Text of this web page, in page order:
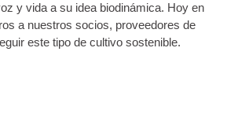
y vida a su idea biodinámica. Hoy en
a nuestros socios, proveedores de
este tipo de cultivo sostenible.